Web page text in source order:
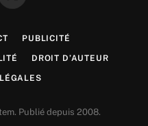
PUBLICITÉ
DROIT D’AUTEUR
Publié depuis 2008.